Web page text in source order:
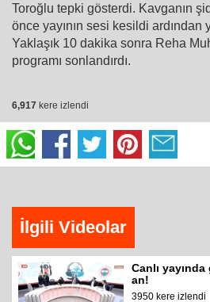
Toroğlu tepki gösterdi. Kavganın
önce yayının sesi kesildi ardından
Yaklaşık 10 dakika sonra Reha
programı sonlandırdı.
6,917 kere izlendi
İlgili Videolar
Canlı
an!
3950 kere izlendi